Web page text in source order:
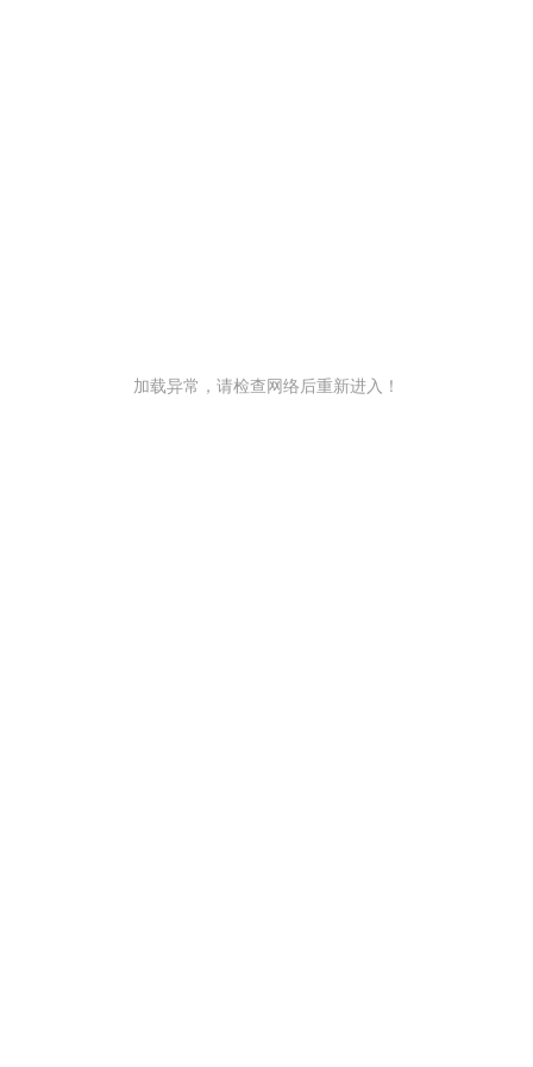
加载异常，请检查网络后重新进入！